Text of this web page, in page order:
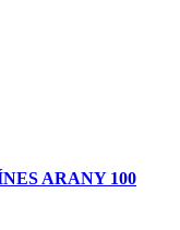
ARANY 100